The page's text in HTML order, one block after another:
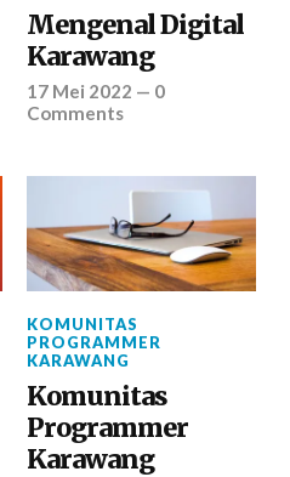
Mengenal Digital
Karawang
17 Mei 2022 — 0
Comments
KOMUNITAS
PROGRAMMER
KARAWANG
Komunitas
Programmer
Karawang